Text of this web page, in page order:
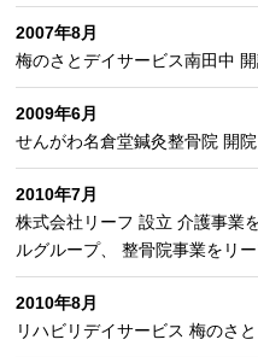
2007年8月
梅のさとデイサービス南田中
2009年6月
せんがわ名倉堂鍼灸整骨院 開院
2010年7月
株式会社リーフ 設立 介護事業
ルグループ、 整骨院事業をリ
2010年8月
リハビリデイサービス 梅のさ